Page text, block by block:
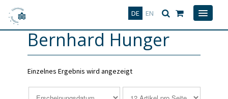
DE EN
Deutsch
Bernhard Hunger
Einzelnes Ergebnis wird angezeigt